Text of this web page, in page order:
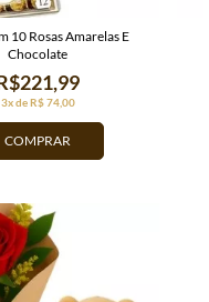
COMPRAR
3x de R$ 74,00
10 Rosas Amarelas E
Chocolate